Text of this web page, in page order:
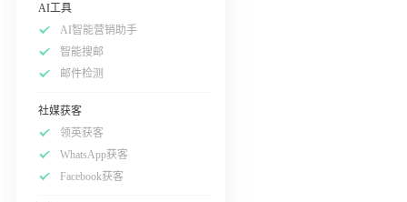
AI工具
AI智能营销助手
智能搜邮
邮件检测
社媒获客
领英获客
WhatsApp获客
Facebook获客